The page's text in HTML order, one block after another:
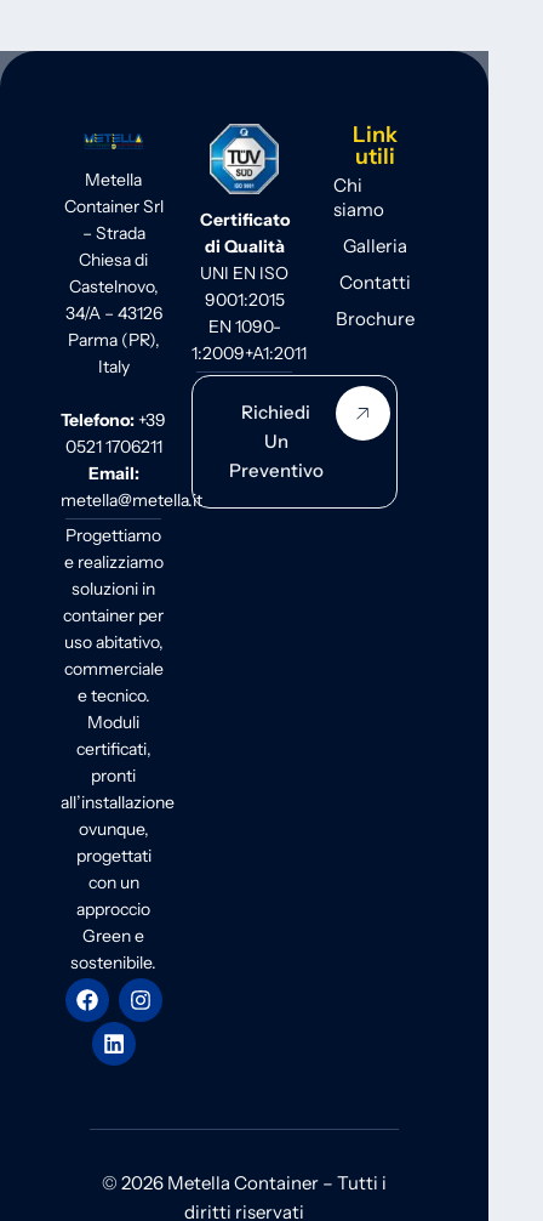
Metella
Container Srl
– Strada
Chiesa di
Castelnovo,
34/A – 43126
Parma (PR),
Italy
Telefono:+39
0521 1706211
Email:
metella@metella.it
Progettiamo
e realizziamo
soluzioni in
container per
uso abitativo,
commerciale
e tecnico.
Moduli
certificati,
pronti
all’installazione
ovunque,
progettati
con un
approccio
Green e
sostenibile.
Certificato
di Qualità
UNI EN ISO
9001:2015
EN 1090-
1:2009+A1:2011
Richiedi
Un
Preventivo
Link
utili
Chi
siamo
Galleria
Contatti
Brochure
© 2026 Metella Container – Tutti i
diritti riservati